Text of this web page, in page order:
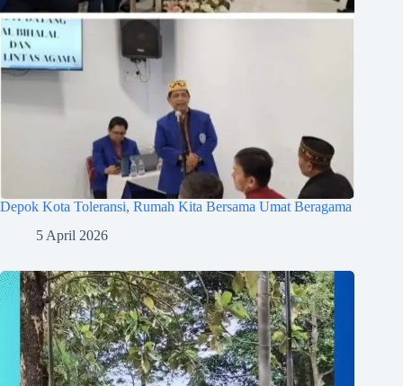
Depok Kota Toleransi, Rumah Kita Bersama Umat Beragama
5 April 2026